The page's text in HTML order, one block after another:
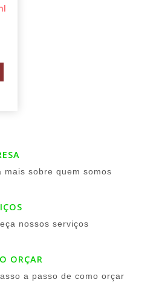
mais sobre quem somos
nossos serviços
ORÇAR
a passo de como orçar